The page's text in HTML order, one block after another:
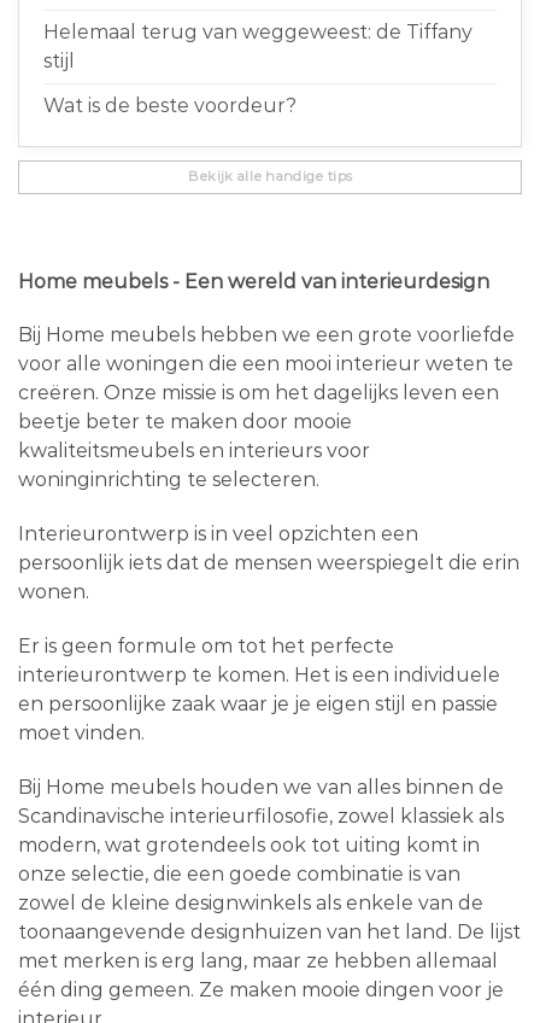
Helemaal terug van weggeweest: de Tiffany
stijl
Wat is de beste voordeur?
Bekijk alle handige tips
Home meubels - Een wereld van interieurdesign
Bij Home meubels hebben we een grote voorliefde
voor alle woningen die een mooi interieur weten te
creëren. Onze missie is om het dagelijks leven een
beetje beter te maken door mooie
kwaliteitsmeubels en interieurs voor
woninginrichting te selecteren.
Interieurontwerp is in veel opzichten een
persoonlijk iets dat de mensen weerspiegelt die erin
wonen.
Er is geen formule om tot het perfecte
interieurontwerp te komen. Het is een individuele
en persoonlijke zaak waar je je eigen stijl en passie
moet vinden.
Bij Home meubels houden we van alles binnen de
Scandinavische interieurfilosofie, zowel klassiek als
modern, wat grotendeels ook tot uiting komt in
onze selectie, die een goede combinatie is van
zowel de kleine designwinkels als enkele van de
toonaangevende designhuizen van het land. De lijst
met merken is erg lang, maar ze hebben allemaal
één ding gemeen. Ze maken mooie dingen voor je